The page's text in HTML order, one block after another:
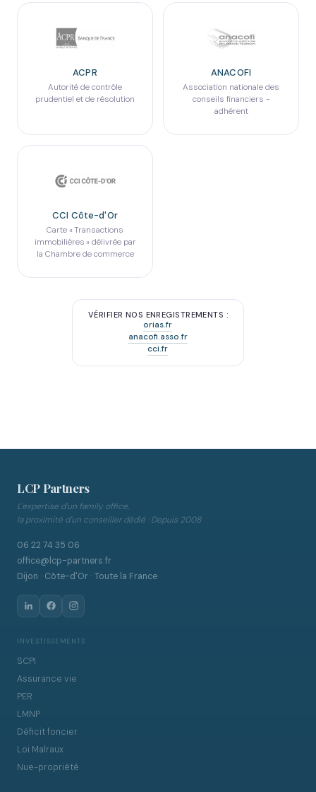
ACPR
Autorité de contrôle
prudentiel et de résolution
ANACOFI
Association nationale des
conseils financiers -
adhérent
CCI Côte-d'Or
Carte « Transactions
immobilières » délivrée par
la Chambre de commerce
VÉRIFIER NOS ENREGISTREMENTS :
orias.fr
anacofi.asso.fr
cci.fr
LCP Partners
L'expertise d'un family office,
la proximité d'un conseiller dédié · Depuis 2008
06 22 74 35 06
office@lcp-partners.fr
Dijon · Côte-d'Or · Toute la France
INVESTISSEMENTS
SCPI
Assurance vie
PER
LMNP
Déficit foncier
Loi Malraux
Nue-propriété